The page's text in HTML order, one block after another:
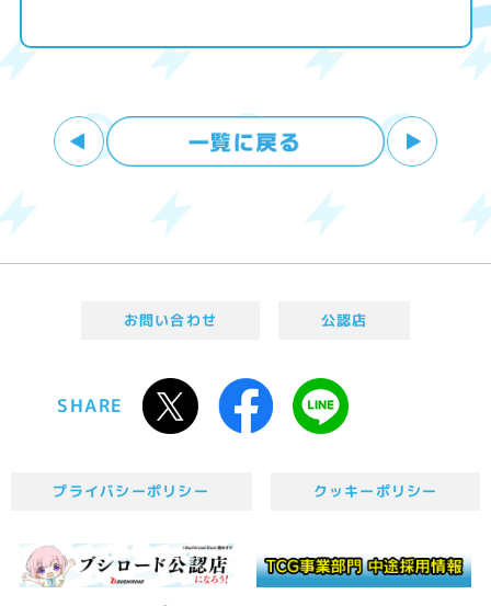
お問い合わせ 公認店
SHARE
プライバシーポリシー クッキーポリシー